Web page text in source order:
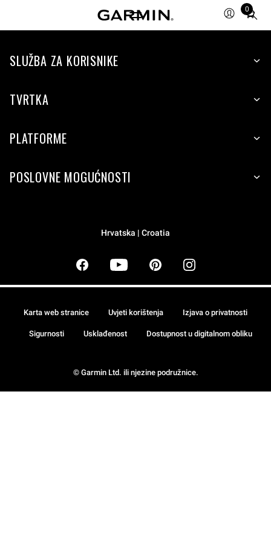
0
Total
items
cart:
SLUŽBA ZA KORISNIKE
TVRTKA
PLATFORME
POSLOVNE MOGUĆNOSTI
Hrvatska | Croatia
© Garmin Ltd. ili njezine podružnice.
Karta web stranice Uvjeti korištenja Izjava o privatnosti
Sigurnosti Usklađenost Dostupnost u digitalnom obliku